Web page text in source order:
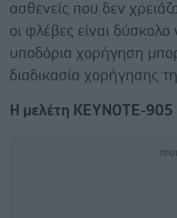
ασθενείς που δεν
οι φλέβες είναι
υποδόρια χορήγηση
διαδικασία χορήγησης
Η μελέτη KEYNOTE-905